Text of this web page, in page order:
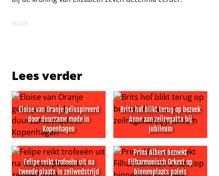
BUZZR
Lees verder
Eloise van Oranje geïnspireerd
door duurzame mode in
Kopenhagen
Eloise van Oranje geïnspireerd door duurzame mode in
Brits hof blikt terug op bezoek
Anne aan zeilregatta bij
jubileum
Brits hof blikt terug op
Felipe reikt trofeeën uit na
tweede plaats in zeilwedstrijd
Prins Albert bezoekt
Filharmonisch Orkest op
binnenplaats paleis